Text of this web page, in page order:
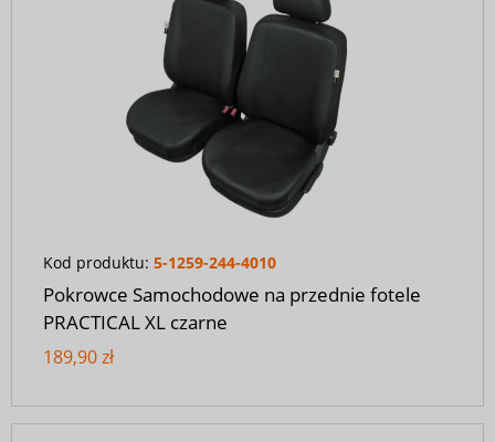
Kod produktu: 5-1259-244-4010
Pokrowce Samochodowe na przednie fotele
PRACTICAL XL czarne
189,90 zł